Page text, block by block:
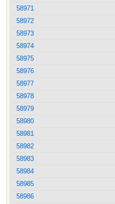
58971
58972
58973
58974
58975
58976
58977
58978
58979
58980
58981
58982
58983
58984
58985
58986